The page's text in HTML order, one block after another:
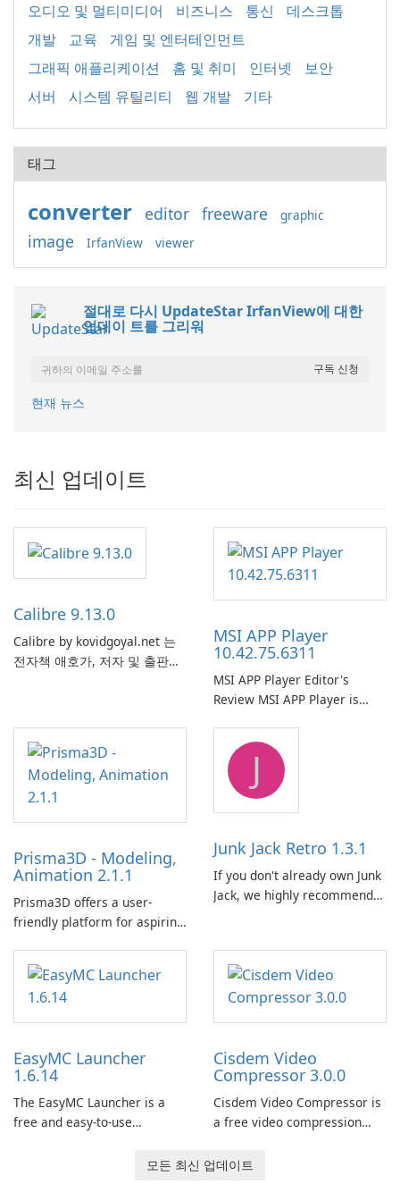
오디오 및 멀티미디어 비즈니스 통신
데스크톱
개발
교육
게임 및 엔터테인먼트
그래픽 애플리케이션
홈 및 취미 인터넷
보안
서버
시스템 유틸리티 웹 개발 기타
태그
converter editor freeware graphic
image IrfanView viewer
절대로 다시 UpdateStar IrfanView에 대한
업데이 트를 그리워
현재 뉴스
최신 업데이트
Calibre 9.13.0
Calibre by kovidgoyal.net 는
전자책 애호가, 저자 및 출판사
소프트웨어는 사용자에게 다양
한 장치와 전자책 형식에서 전
자책을 구성, 변환, 편집 및 동
기화하기 위한 포괄적인 솔루션
을 제공합니다.
MSI APP Player
10.42.75.6311
MSI APP Player Editor's
Review MSI APP Player is
emulator built atop the
BlueStacks engine and tuned
for MSI hardware.
Prisma3D - Modeling,
Animation 2.1.1
Prisma3D offers a user-
friendly platform for aspiring
imagination to life. With a
wide range of tools and
features, this app allows
users to easily design 3D
captivating animated scenes.
J
Junk Jack Retro 1.3.1
If you don't already own Junk
Jack, we highly recommend
This game is where it all
began! Junk Jack Retro,
formerly known as Junk Jack,
EasyMC Launcher
1.6.14
The EasyMC Launcher is a
free and easy-to-use
developed by EasyMC. It
Cisdem Video
Compressor 3.0.0
Cisdem Video Compressor is
a free video compression
users to compress media
모든 최신 업데이트